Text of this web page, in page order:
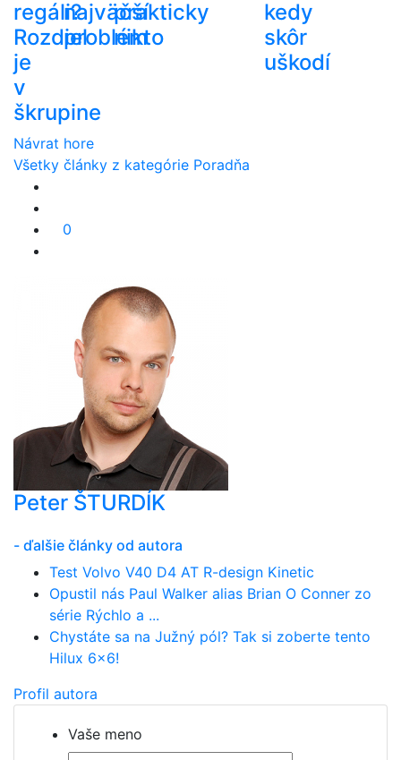
regáli?
Rozdiel
je
v
škrupine
najväčší
problém
prakticky
nikto
kedy
skôr
uškodí
Návrat hore
Všetky články z kategórie Poradňa
0
Peter ŠTURDÍK
- ďalšie články od autora
Test Volvo V40 D4 AT R-design Kinetic
Opustil nás Paul Walker alias Brian O Conner zo
série Rýchlo a ...
Chystáte sa na Južný pól? Tak si zoberte tento
Hilux 6x6!
Profil autora
Vaše meno